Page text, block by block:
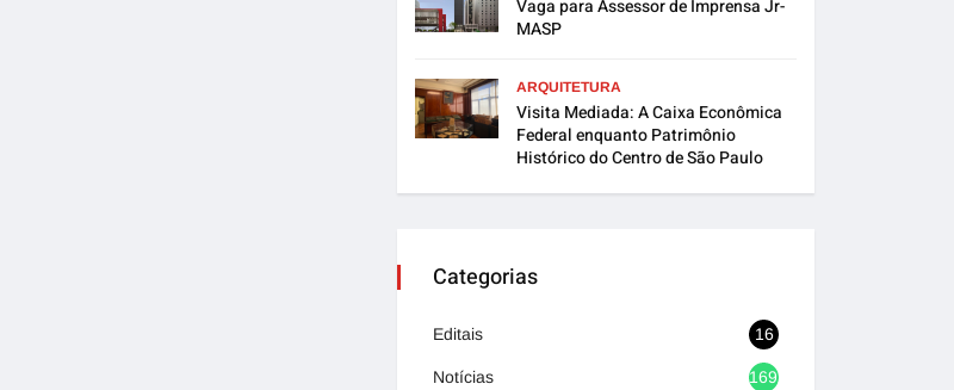
Vaga para Assessor de Imprensa Jr-
MASP
ARQUITETURA
Visita Mediada: A Caixa Econômica
Federal enquanto Patrimônio
Histórico do Centro de São Paulo
Categorias
Editais 16
Notícias 1692